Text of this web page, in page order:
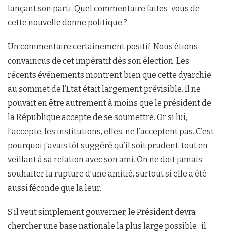
lançant son parti. Quel commentaire faites-vous de
cette nouvelle donne politique ?
Un commentaire certainement positif. Nous étions
convaincus de cet impératif dès son élection. Les
récents événements montrent bien que cette dyarchie
au sommet de l’Etat était largement prévisible. Il ne
pouvait en être autrement à moins que le président de
la République accepte de se soumettre. Or si lui,
l’accepte, les institutions, elles, ne l’acceptent pas. C’est
pourquoi j’avais tôt suggéré qu’il soit prudent, tout en
veillant à sa relation avec son ami. On ne doit jamais
souhaiter la rupture d’une amitié, surtout si elle a été
aussi féconde que la leur.
S’il veut simplement gouverner, le Président devra
chercher une base nationale la plus large possible : il